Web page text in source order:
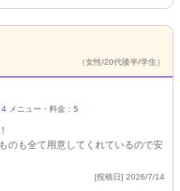
（女性/20代後半/学生）
4 メニュー・料金： 5
のも全て用意してくれているので安
[投稿日] 2026/7/14